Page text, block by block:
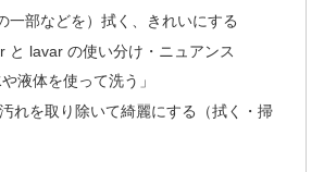
一部などを）拭く、きれいにする
と lavar の使い分け・ニュアンス
液体を使って洗う」
れを取り除いて綺麗にする（拭く・掃